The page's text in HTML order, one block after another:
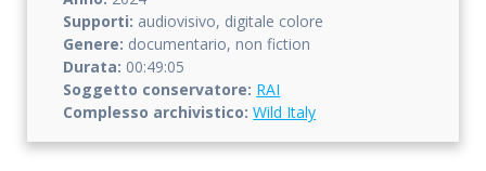
Supporti: audiovisivo, digitale colore
Genere: documentario, non fiction
Durata: 00:49:05
Soggetto conservatore: RAI
Complesso archivistico: Wild Italy